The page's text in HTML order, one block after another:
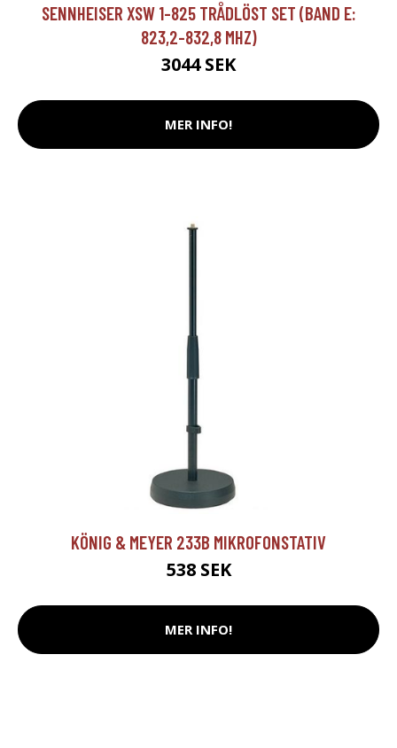
SENNHEISER XSW 1-825 TRÅDLÖST SET (BAND E:
823,2-832,8 MHZ)
3044 SEK
MER INFO!
KÖNIG & MEYER 233B MIKROFONSTATIV
538 SEK
MER INFO!